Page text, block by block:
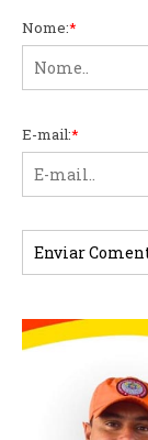
Nome:*
E-mail:*